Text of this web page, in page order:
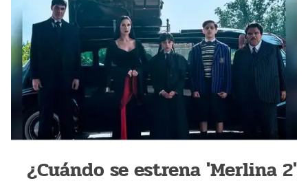
¿Cuándo se estrena 'Merlina 2'